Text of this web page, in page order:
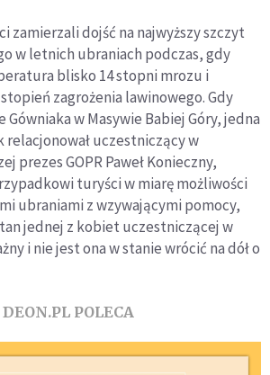
zamierzali dojść na najwyższy szczyt
w letnich ubraniach podczas, gdy
blisko 14 stopni mrozu i
zagrożenia lawinowego. Gdy
Gówniaka w Masywie Babiej Góry, jedna
relacjonował uczestniczący w
prezes GOPR Paweł Konieczny,
turyści w miarę możliwości
ubraniami z wzywającymi pomocy,
jednej z kobiet uczestniczącej w
i nie jest ona w stanie wrócić na dół o
DEON.PL POLECA